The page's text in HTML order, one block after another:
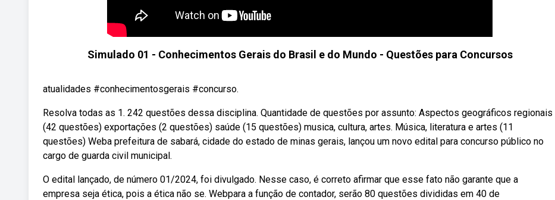
Simulado 01 - Conhecimentos Gerais do Brasil e do Mundo - Questões para Concursos
atualidades #conhecimentosgerais #concurso.
Resolva todas as 1. 242 questões dessa disciplina. Quantidade de questões por assunto: Aspectos geográficos regionais
(42 questões) exportações (2 questões) saúde (15 questões) musica, cultura, artes. Música, literatura e artes (11
questões) Weba prefeitura de sabará, cidade do estado de minas gerais, lançou um novo edital para concurso público no
cargo de guarda civil municipal.
O edital lançado, de número 01/2024, foi divulgado. Nesse caso, é correto afirmar que esse fato não garante que a
empresa seja ética, pois a ética não se. Webpara a função de contador, serão 80 questões divididas em 40 de